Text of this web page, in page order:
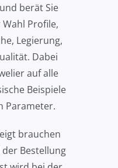
berät Sie
Profile,
Legierung,
Dabei
auf alle
Beispiele
Parameter.
brauchen
Bestellung